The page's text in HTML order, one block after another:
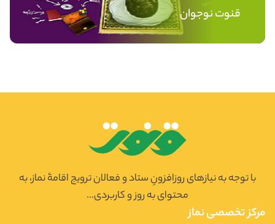
قنوت نوجوان
با توجه به نیازهای روزافزونِ ستاد و فعالان ترویج اقامۀ نماز، به
محتوای به روز و کاربردی...
مرکز تخصصی نماز